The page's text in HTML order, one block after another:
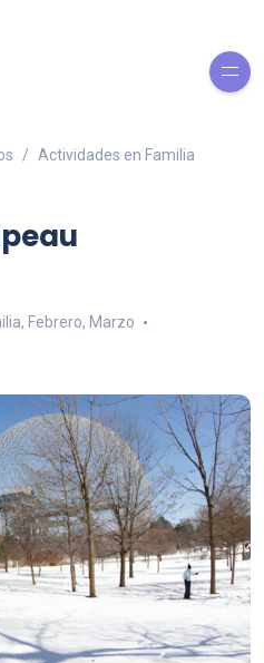
Actividades en Familia
, Febrero, Marzo